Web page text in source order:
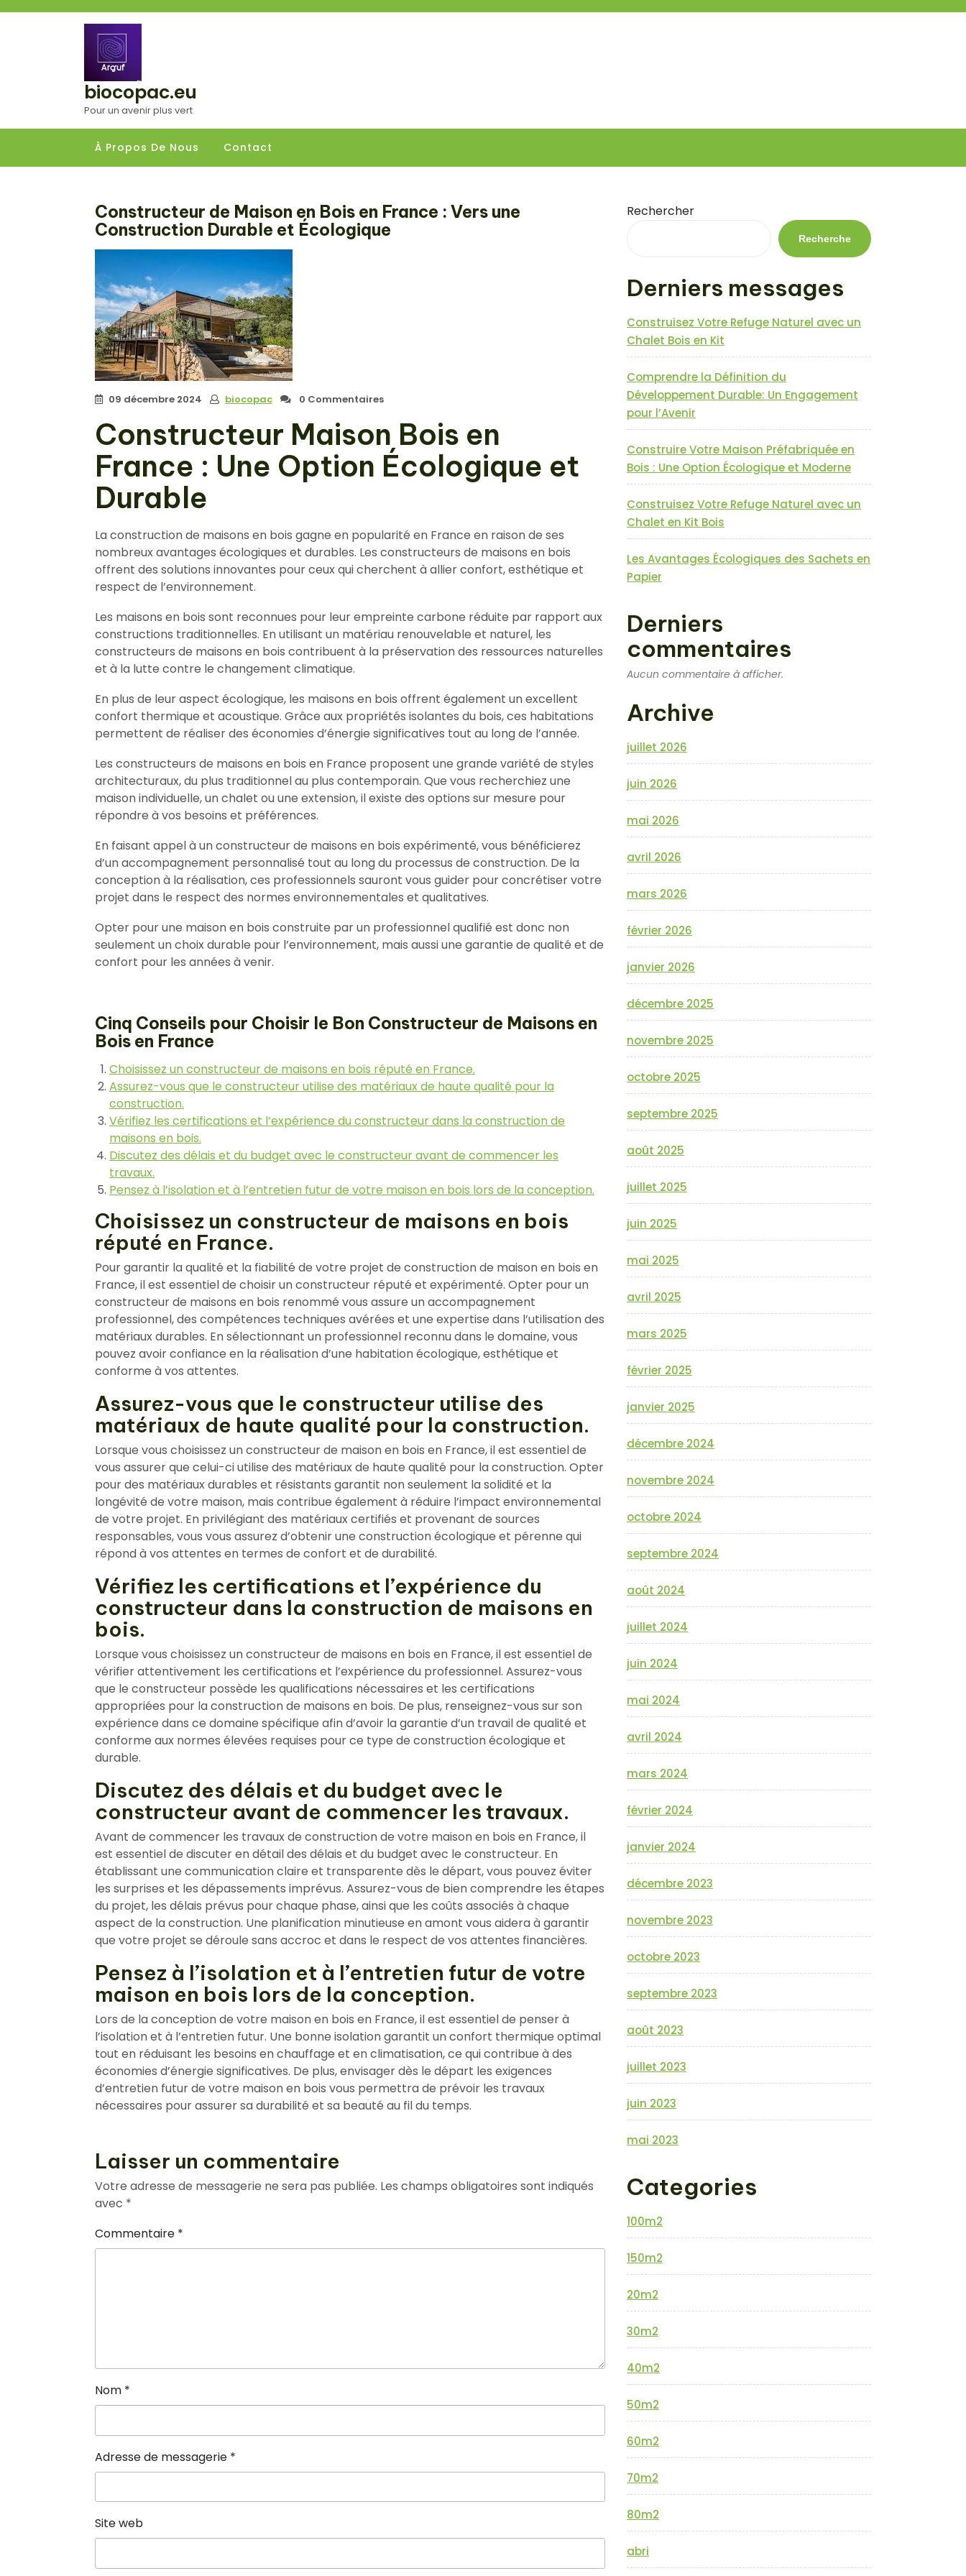
biocopac.eu
Pour un avenir plus vert
À Propos De Nous Contact
Constructeur de Maison en Bois en France : Vers une
Construction Durable et Écologique
09 décembre 2024 biocopac 0 Commentaires
Constructeur Maison Bois en
France : Une Option Écologique et
Durable
La construction de maisons en bois gagne en popularité en France en raison de ses
nombreux avantages écologiques et durables. Les constructeurs de maisons en bois
offrent des solutions innovantes pour ceux qui cherchent à allier confort, esthétique et
respect de l’environnement.
Les maisons en bois sont reconnues pour leur empreinte carbone réduite par rapport aux
constructions traditionnelles. En utilisant un matériau renouvelable et naturel, les
constructeurs de maisons en bois contribuent à la préservation des ressources naturelles
et à la lutte contre le changement climatique.
En plus de leur aspect écologique, les maisons en bois offrent également un excellent
confort thermique et acoustique. Grâce aux propriétés isolantes du bois, ces habitations
permettent de réaliser des économies d’énergie significatives tout au long de l’année.
Les constructeurs de maisons en bois en France proposent une grande variété de styles
architecturaux, du plus traditionnel au plus contemporain. Que vous recherchiez une
maison individuelle, un chalet ou une extension, il existe des options sur mesure pour
répondre à vos besoins et préférences.
En faisant appel à un constructeur de maisons en bois expérimenté, vous bénéficierez
d’un accompagnement personnalisé tout au long du processus de construction. De la
conception à la réalisation, ces professionnels sauront vous guider pour concrétiser votre
projet dans le respect des normes environnementales et qualitatives.
Opter pour une maison en bois construite par un professionnel qualifié est donc non
seulement un choix durable pour l’environnement, mais aussi une garantie de qualité et de
confort pour les années à venir.
Cinq Conseils pour Choisir le Bon Constructeur de Maisons en
Bois en France
Choisissez un constructeur de maisons en bois réputé en France.
Assurez-vous que le constructeur utilise des matériaux de haute qualité pour la
construction.
Vérifiez les certifications et l’expérience du constructeur dans la construction de
maisons en bois.
Discutez des délais et du budget avec le constructeur avant de commencer les
travaux.
Pensez à l’isolation et à l’entretien futur de votre maison en bois lors de la conception.
Choisissez un constructeur de maisons en bois
réputé en France.
Pour garantir la qualité et la fiabilité de votre projet de construction de maison en bois en
France, il est essentiel de choisir un constructeur réputé et expérimenté. Opter pour un
constructeur de maisons en bois renommé vous assure un accompagnement
professionnel, des compétences techniques avérées et une expertise dans l’utilisation des
matériaux durables. En sélectionnant un professionnel reconnu dans le domaine, vous
pouvez avoir confiance en la réalisation d’une habitation écologique, esthétique et
conforme à vos attentes.
Assurez-vous que le constructeur utilise des
matériaux de haute qualité pour la construction.
Lorsque vous choisissez un constructeur de maison en bois en France, il est essentiel de
vous assurer que celui-ci utilise des matériaux de haute qualité pour la construction. Opter
pour des matériaux durables et résistants garantit non seulement la solidité et la
longévité de votre maison, mais contribue également à réduire l’impact environnemental
de votre projet. En privilégiant des matériaux certifiés et provenant de sources
responsables, vous vous assurez d’obtenir une construction écologique et pérenne qui
répond à vos attentes en termes de confort et de durabilité.
Vérifiez les certifications et l’expérience du
constructeur dans la construction de maisons en
bois.
Lorsque vous choisissez un constructeur de maisons en bois en France, il est essentiel de
vérifier attentivement les certifications et l’expérience du professionnel. Assurez-vous
que le constructeur possède les qualifications nécessaires et les certifications
appropriées pour la construction de maisons en bois. De plus, renseignez-vous sur son
expérience dans ce domaine spécifique afin d’avoir la garantie d’un travail de qualité et
conforme aux normes élevées requises pour ce type de construction écologique et
durable.
Discutez des délais et du budget avec le
constructeur avant de commencer les travaux.
Avant de commencer les travaux de construction de votre maison en bois en France, il
est essentiel de discuter en détail des délais et du budget avec le constructeur. En
établissant une communication claire et transparente dès le départ, vous pouvez éviter
les surprises et les dépassements imprévus. Assurez-vous de bien comprendre les étapes
du projet, les délais prévus pour chaque phase, ainsi que les coûts associés à chaque
aspect de la construction. Une planification minutieuse en amont vous aidera à garantir
que votre projet se déroule sans accroc et dans le respect de vos attentes financières.
Pensez à l’isolation et à l’entretien futur de votre
maison en bois lors de la conception.
Lors de la conception de votre maison en bois en France, il est essentiel de penser à
l’isolation et à l’entretien futur. Une bonne isolation garantit un confort thermique optimal
tout en réduisant les besoins en chauffage et en climatisation, ce qui contribue à des
économies d’énergie significatives. De plus, envisager dès le départ les exigences
d’entretien futur de votre maison en bois vous permettra de prévoir les travaux
nécessaires pour assurer sa durabilité et sa beauté au fil du temps.
Laisser un commentaire
Votre adresse de messagerie ne sera pas publiée. Les champs obligatoires sont indiqués
avec *
Commentaire *
Nom *
Adresse de messagerie *
Site web
Rechercher
Recherche
Derniers messages
Construisez Votre Refuge Naturel avec un
Chalet Bois en Kit
Comprendre la Définition du
Développement Durable: Un Engagement
pour l’Avenir
Construire Votre Maison Préfabriquée en
Bois : Une Option Écologique et Moderne
Construisez Votre Refuge Naturel avec un
Chalet en Kit Bois
Les Avantages Écologiques des Sachets en
Papier
Derniers
commentaires
Aucun commentaire à afficher.
Archive
juillet 2026
juin 2026
mai 2026
avril 2026
mars 2026
février 2026
janvier 2026
décembre 2025
novembre 2025
octobre 2025
septembre 2025
août 2025
juillet 2025
juin 2025
mai 2025
avril 2025
mars 2025
février 2025
janvier 2025
décembre 2024
novembre 2024
octobre 2024
septembre 2024
août 2024
juillet 2024
juin 2024
mai 2024
avril 2024
mars 2024
février 2024
janvier 2024
décembre 2023
novembre 2023
octobre 2023
septembre 2023
août 2023
juillet 2023
juin 2023
mai 2023
Categories
100m2
150m2
20m2
30m2
40m2
50m2
60m2
70m2
80m2
abri